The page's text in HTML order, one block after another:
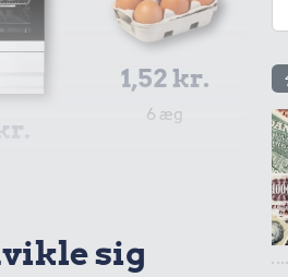
1,52 kr.
6 æg
sig